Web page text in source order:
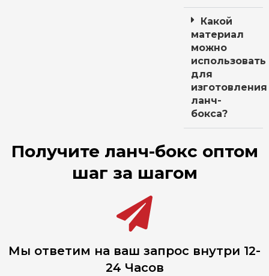
Какой
материал
можно
использовать
для
изготовления
ланч-
бокса?
Получите ланч-бокс оптом
шаг за шагом
Мы ответим на ваш запрос внутри 12-
24 Часов